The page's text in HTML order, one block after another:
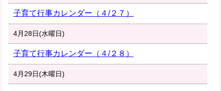
子育て行事カレンダー（４/２７）
4月28日(水曜日)
子育て行事カレンダー（４/２８）
4月29日(木曜日)